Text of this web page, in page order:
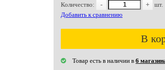
Количество: - +
шт.
Добавить к сравнению
В
Товар есть в наличии в 6